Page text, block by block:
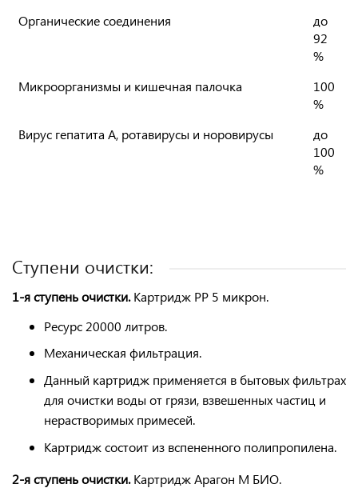
Органические соединения
до
92
%
Микроорганизмы и кишечная палочка
100
%
Вирус гепатита А, ротавирусы и норовирусы
до
100
%
Ступени очистки:
1-я ступень очистки.Картридж PP 5 микрон.
Ресурс 20000 литров.
Механическая фильтрация.
Данный картридж применяется в бытовых фильтрах
для очистки воды от грязи, взвешенных частиц и
нерастворимых примесей.
Картридж состоит из вспененного полипропилена.
2-я ступень очистки.Картридж Арагон М БИО.